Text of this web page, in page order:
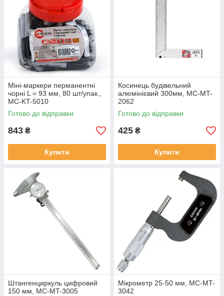
Міні-маркери перманентні
чорні L = 93 мм, 80 шт/упак.,
MC-KT-5010
Готово до відправки
843 ₴
Купити
Косинець будівельний
алюмінієвий 300мм, MC-MT-
2062
Готово до відправки
425 ₴
Купити
Штангенциркуль цифровий
150 мм, MC-MT-3005
Мікрометр 25-50 мм, MC-MT-
3042